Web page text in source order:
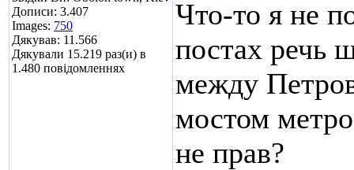
Дописи: 3.407
Images: 750
Дякував: 11.566
Дякували 15.219 раз(и) в
1.480 повідомленнях
Что-то я не
постах речь
между
мостом
не прав?